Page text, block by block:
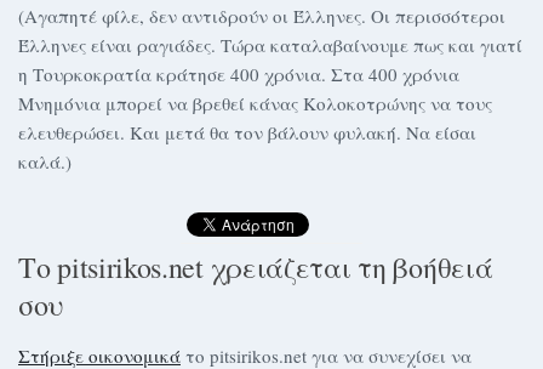
(Αγαπητέ φίλε, δεν αντιδρούν οι Έλληνες. Οι περισσότεροι
Έλληνες είναι ραγιάδες. Τώρα καταλαβαίνουμε πως και γιατί
η Τουρκοκρατία κράτησε 400 χρόνια. Στα 400 χρόνια
Μνημόνια μπορεί να βρεθεί κάνας Κολοκοτρώνης να τους
ελευθερώσει. Και μετά θα τον βάλουν φυλακή. Να είσαι
καλά.)
Το pitsirikos.net χρειάζεται τη βοήθειά
σου
Στήριξε οικονομικά το pitsirikos.net για να συνεχίσει να